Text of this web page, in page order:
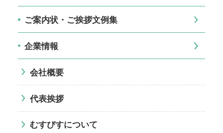
ご案内状・ご挨拶文例集
企業情報
会社概要
代表挨拶
むすびすについて